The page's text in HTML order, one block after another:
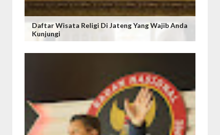
Daftar Wisata Religi Di Jateng Yang Wajib Anda
Kunjungi